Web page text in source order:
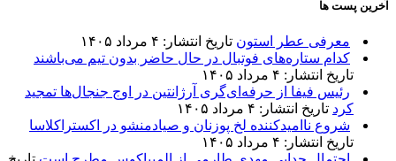
آخرین پست ها
معرفی عطر استون تاریخ انتشار: ۴ مرداد ۱۴۰۵
کدام ستاره‌های فوتبال در حال حاضر بدون تیم می‌باشند
تاریخ انتشار: ۴ مرداد ۱۴۰۵
رئیس فیفا از حرفه‌ای‌گری آرژانتین در اوج جنجال‌ها تمجید
کرد تاریخ انتشار: ۴ مرداد ۱۴۰۵
شروع ناامیدکننده لخ پوزنان و صیادمنشو در اکستراکلاسا
تاریخ انتشار: ۴ مرداد ۱۴۰۵